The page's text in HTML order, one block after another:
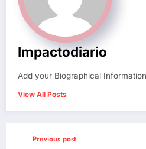
Impactodiario
Add your Biographical
View All Posts
Previous post